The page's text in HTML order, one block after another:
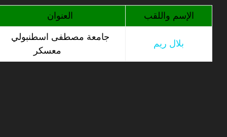
العنوان الإسم واللقب
جامعة مصطفى اسطنبولي
بلال ريم